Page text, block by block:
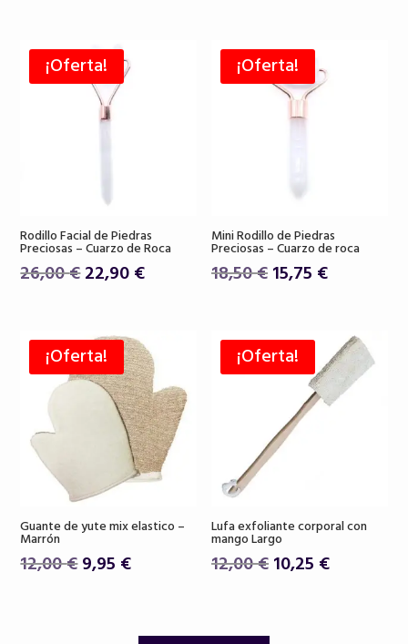
19,50 €.
era:
39,00 €.
¡Oferta!
Rodillo Facial de Piedras
Preciosas – Cuarzo de Roca
26,00€El
era:
26,00 €.
22,90€El
es:
22,90 €.
¡Oferta!
Mini Rodillo de Piedras
Preciosas – Cuarzo de roca
18,50€El
era:
18,50 €.
15,75 €El
es:
15,75 €.
¡Oferta!
Guante de yute mix elastico –
Marrón
12,00€El
9,95 €El
es:
¡Oferta!
Lufa exfoliante corporal con
mango Largo
12,00€El
10,25 €El